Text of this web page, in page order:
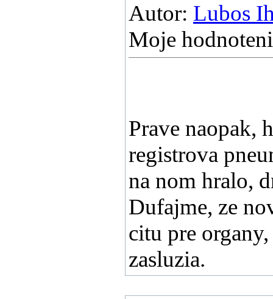
Autor: Lubos
Moje
Prave naopak,
registrova
na nom hralo,
Dufajme, ze
citu pre
zasluzia.